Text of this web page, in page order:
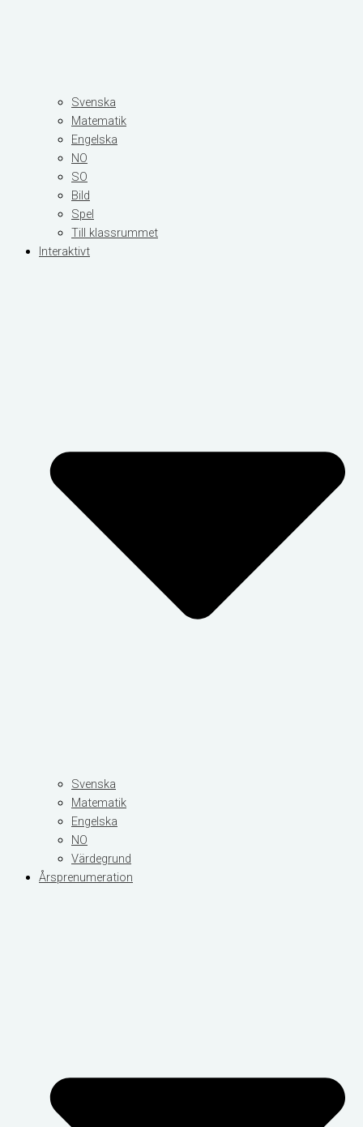
Svenska
Matematik
Engelska
NO
SO
Bild
Spel
Till klassrummet
Interaktivt
Svenska
Matematik
Engelska
NO
Värdegrund
Årsprenumeration